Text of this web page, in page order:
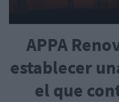
APPA
establecer
el que